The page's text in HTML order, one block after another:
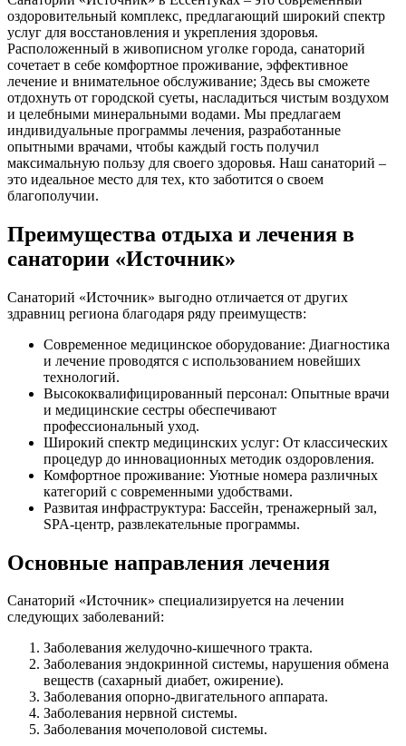
оздоровительный комплекс, предлагающий широкий спектр
услуг для восстановления и укрепления здоровья.
Расположенный в живописном уголке города, санаторий
сочетает в себе комфортное проживание, эффективное
лечение и внимательное обслуживание; Здесь вы сможете
отдохнуть от городской суеты, насладиться чистым воздухом
и целебными минеральными водами. Мы предлагаем
индивидуальные программы лечения, разработанные
опытными врачами, чтобы каждый гость получил
максимальную пользу для своего здоровья. Наш санаторий –
это идеальное место для тех, кто заботится о своем
благополучии.
Преимущества отдыха и лечения в
санатории «Источник»
Санаторий «Источник» выгодно отличается от других
здравниц региона благодаря ряду преимуществ:
Современное медицинское оборудование: Диагностика
и лечение проводятся с использованием новейших
технологий.
Высококвалифицированный персонал: Опытные врачи
и медицинские сестры обеспечивают
профессиональный уход.
Широкий спектр медицинских услуг: От классических
процедур до инновационных методик оздоровления.
Комфортное проживание: Уютные номера различных
категорий с современными удобствами.
Развитая инфраструктура: Бассейн, тренажерный зал,
SPA-центр, развлекательные программы.
Основные направления лечения
Санаторий «Источник» специализируется на лечении
следующих заболеваний:
Заболевания желудочно-кишечного тракта.
Заболевания эндокринной системы, нарушения обмена
веществ (сахарный диабет, ожирение).
Заболевания опорно-двигательного аппарата.
Заболевания нервной системы.
Заболевания мочеполовой системы.